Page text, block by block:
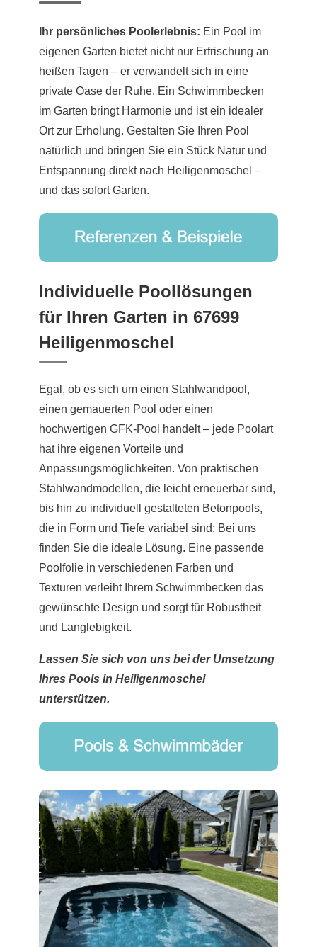
Ihr persönliches Poolerlebnis: Ein Pool im
eigenen Garten bietet nicht nur Erfrischung an
heißen Tagen – er verwandelt sich in eine
private Oase der Ruhe. Ein Schwimmbecken
im Garten bringt Harmonie und ist ein idealer
Ort zur Erholung. Gestalten Sie Ihren Pool
natürlich und bringen Sie ein Stück Natur und
Entspannung direkt nach Heiligenmoschel –
und das sofort Garten.
Individuelle Poollösungen
für Ihren Garten in 67699
Heiligenmoschel
Egal, ob es sich um einen Stahlwandpool,
einen gemauerten Pool oder einen
hochwertigen GFK-Pool handelt – jede Poolart
hat ihre eigenen Vorteile und
Anpassungsmöglichkeiten. Von praktischen
Stahlwandmodellen, die leicht erneuerbar sind,
bis hin zu individuell gestalteten Betonpools,
die in Form und Tiefe variabel sind: Bei uns
finden Sie die ideale Lösung. Eine passende
Poolfolie in verschiedenen Farben und
Texturen verleiht Ihrem Schwimmbecken das
gewünschte Design und sorgt für Robustheit
und Langlebigkeit.
Lassen Sie sich von uns bei der Umsetzung
Ihres Pools in Heiligenmoschel
unterstützen.